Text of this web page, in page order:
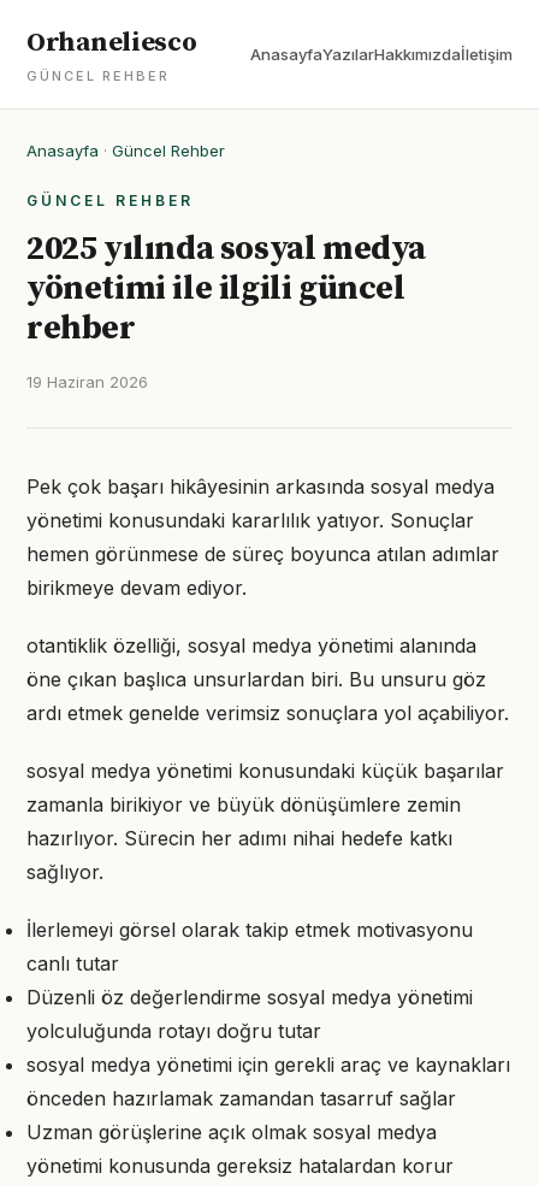
Orhaneliesco
GÜNCEL REHBER
AnasayfaYazılarHakkımızdaİletişim
Anasayfa · Güncel Rehber
GÜNCEL REHBER
2025 yılında sosyal medya
yönetimi ile ilgili güncel
rehber
19 Haziran 2026
Pek çok başarı hikâyesinin arkasında sosyal medya
yönetimi konusundaki kararlılık yatıyor. Sonuçlar
hemen görünmese de süreç boyunca atılan adımlar
birikmeye devam ediyor.
otantiklik özelliği, sosyal medya yönetimi alanında
öne çıkan başlıca unsurlardan biri. Bu unsuru göz
ardı etmek genelde verimsiz sonuçlara yol açabiliyor.
sosyal medya yönetimi konusundaki küçük başarılar
zamanla birikiyor ve büyük dönüşümlere zemin
hazırlıyor. Sürecin her adımı nihai hedefe katkı
sağlıyor.
İlerlemeyi görsel olarak takip etmek motivasyonu
canlı tutar
Düzenli öz değerlendirme sosyal medya yönetimi
yolculuğunda rotayı doğru tutar
sosyal medya yönetimi için gerekli araç ve kaynakları
önceden hazırlamak zamandan tasarruf sağlar
Uzman görüşlerine açık olmak sosyal medya
yönetimi konusunda gereksiz hatalardan korur